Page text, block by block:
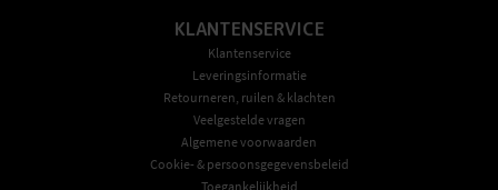
KLANTENSERVICE
Klantenservice
Leveringsinformatie
Retourneren, ruilen & klachten
Veelgestelde vragen
Algemene voorwaarden
Cookie- & persoonsgegevensbeleid
Toegankelijkheid